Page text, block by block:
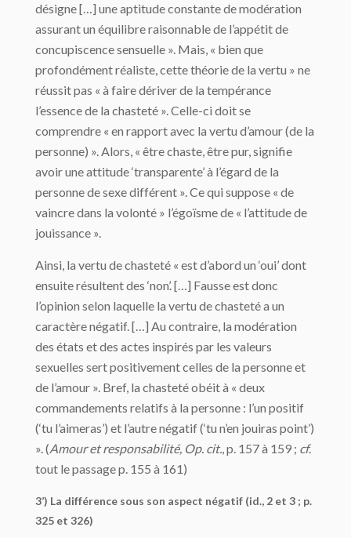
désigne […] une aptitude constante de modération
assurant un équilibre raisonnable de l’appétit de
concupiscence sensuelle ». Mais, « bien que
profondément réaliste, cette théorie de la vertu » ne
réussit pas « à faire dériver de la tempérance
l’essence de la chasteté ». Celle-ci doit se
comprendre « en rapport avec la vertu d’amour (de la
personne) ». Alors, « être chaste, être pur, signifie
avoir une attitude ‘transparente’ à l’égard de la
personne de sexe différent ». Ce qui suppose « de
vaincre dans la volonté » l’égoïsme de « l’attitude de
jouissance ».
Ainsi, la vertu de chasteté « est d’abord un ‘oui’ dont
ensuite résultent des ‘non’. […] Fausse est donc
l’opinion selon laquelle la vertu de chasteté a un
caractère négatif. […] Au contraire, la modération
des états et des actes inspirés par les valeurs
sexuelles sert positivement celles de la personne et
de l’amour ». Bref, la chasteté obéit à « deux
commandements relatifs à la personne : l’un positif
(‘tu l’aimeras’) et l’autre négatif (‘tu n’en jouiras point’)
». (Amour et responsabilité, Op. cit., p. 157 à 159 ; cf.
tout le passage p. 155 à 161)
3’) La différence sous son aspect négatif (id., 2 et 3 ; p.
325 et 326)